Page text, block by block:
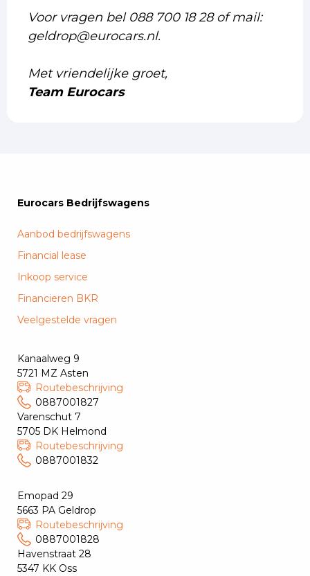
Voor vragen bel 088 700 18 28 of mail:
geldrop@eurocars.nl.
Met vriendelijke groet,
Team Eurocars
Eurocars Bedrijfswagens
Aanbod bedrijfswagens
Financial lease
Inkoop service
Financieren BKR
Veelgestelde vragen
Kanaalweg 9
5721 MZ Asten
Routebeschrijving
0887001827
Varenschut 7
5705 DK Helmond
Routebeschrijving
0887001832
Emopad 29
5663 PA Geldrop
Routebeschrijving
0887001828
Havenstraat 28
5347 KK Oss